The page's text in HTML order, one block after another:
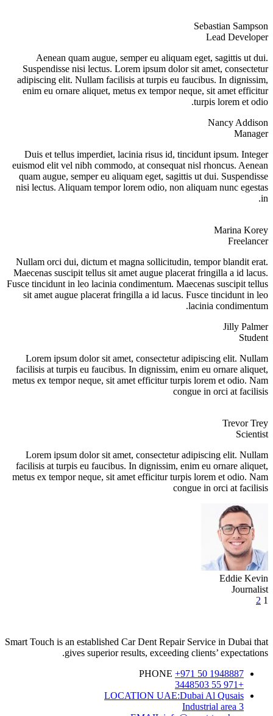
Sebastian Sampson
Lead Developer
Aenean quam augue, semper eu aliquam eget, sagittis ut dui.
Suspendisse nisi lectus. Lorem ipsum dolor sit amet, consectetur
adipiscing elit. Nullam facilisis at turpis eu faucibus. In dignissim,
enim eu ornare aliquet, metus ex tempor neque, sit amet efficitur
turpis lorem et odio.
Nancy Addison
Manager
Duis et tellus imperdiet, lacinia risus id, tincidunt ipsum. Integer
euismod elit vel nibh commodo, at consequat nisl rhoncus. Aenean
quam augue, semper eu aliquam eget, sagittis ut dui. Suspendisse
nisi lectus. Aliquam tempor lorem odio, non aliquam nunc egestas
in.
Marina Korey
Freelancer
Nullam orci dui, dictum et magna sollicitudin, tempor blandit erat.
Maecenas suscipit tellus sit amet augue placerat fringilla a id lacus.
Fusce tincidunt in leo lacinia condimentum. Maecenas suscipit tellus
sit amet augue placerat fringilla a id lacus. Fusce tincidunt in leo
lacinia condimentum.
Jilly Palmer
Student
Lorem ipsum dolor sit amet, consectetur adipiscing elit. Nullam
facilisis at turpis eu faucibus. In dignissim, enim eu ornare aliquet,
metus ex tempor neque, sit amet efficitur turpis lorem et odio. Nam
congue in orci at facilisis
Trevor Trey
Scientist
Lorem ipsum dolor sit amet, consectetur adipiscing elit. Nullam
facilisis at turpis eu faucibus. In dignissim, enim eu ornare aliquet,
metus ex tempor neque, sit amet efficitur turpis lorem et odio. Nam
congue in orci at facilisis
Eddie Kevin
Journalist
Posts
1
2
Smart Touch is an established Car Dent Repair Service in Dubai that
gives superior results, exceeding clients’ expectations.
PHONE +971 50 1948887
+971 55 3448503
LOCATION UAE:Dubai Al Qusais
Industrial area 3